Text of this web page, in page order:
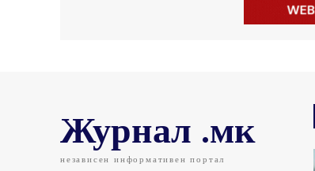
Журнал .мк
независен информативен портал